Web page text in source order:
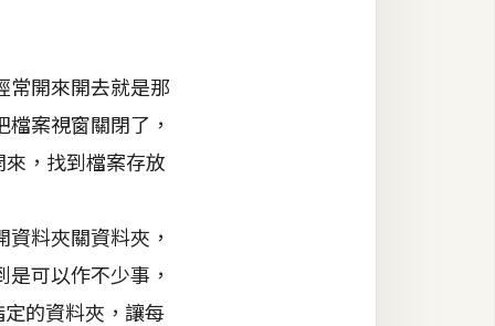
開來開去就是那
案視窗關閉了，
，找到檔案存放
料夾關資料夾，
可以作不少事，
的資料夾，讓每